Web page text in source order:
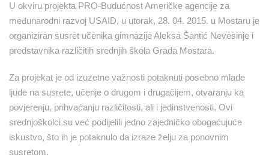
U okviru projekta PRO-Budućnost Američke agencije za
međunarodni razvoj USAID, u utorak, 28. 04. 2015. u Mostaru je
organiziran susret učenika gimnazije Aleksa Šantić Nevesinje i
predstavnika različitih srednjih škola Grada Mostara.
Za projekat je od izuzetne važnosti potaknuti posebno mlade
ljude na susrete, učenje o drugom i drugačijem, otvaranju ka
povjerenju, prihvaćanju različitosti, ali i jedinstvenosti. Ovi
srednjoškolci su već podijelili jedno zajedničko obogaćujuće
iskustvo, što ih je potaknulo da izraze želju za ponovnim
susretom.